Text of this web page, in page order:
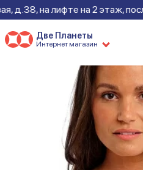
на лифте на 2 этаж, после
Две Планеты
Интернет магазин